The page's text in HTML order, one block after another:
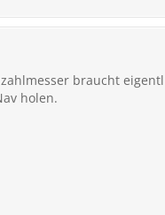
braucht
holen.